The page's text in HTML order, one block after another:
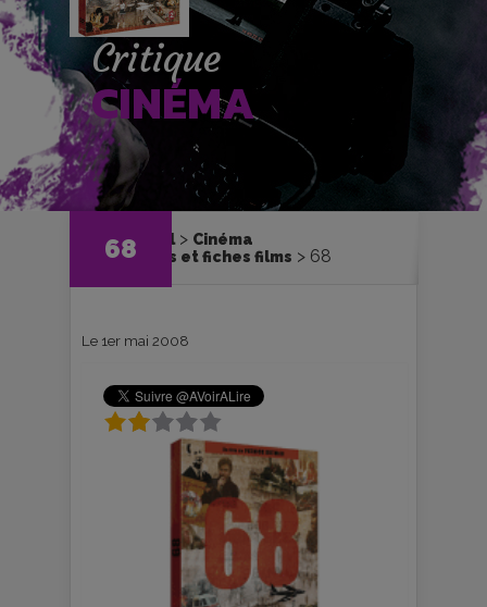
Critique
CINÉMA
68
Accueil
Cinéma
Critiques et fiches films
68
Le 1er mai 2008